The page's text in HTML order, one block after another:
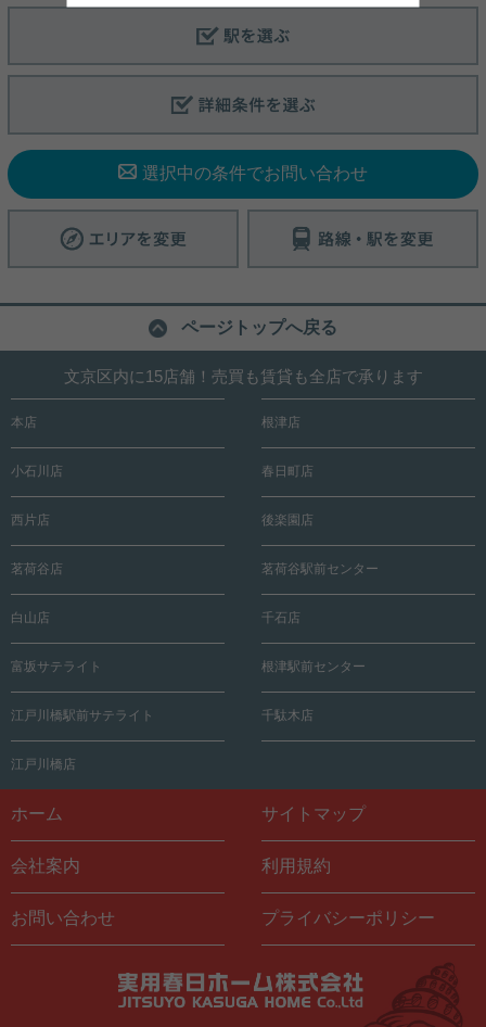
の通勤・通学はもちろん、休日のお出かけにもこれ
で、洗練されたスタイリッシュなデザインが魅力。
でも荷物を受け取れる宅配ボックスなど、忙しい都
実しており、生活利便性も抜群。 都心でありながら
落ち着いた住環境を求める方に、ぜひご覧いただき
たい一部屋です。お問い合わせをお待ちしておりま
詳細を見る
選択中の条件でお問い合わせ
ページトップへ戻る
文京区内に15店舗！売買も賃貸も全店で承ります
本店 根津店
小石川店 春日町店
西片店 後楽園店
茗荷谷店 茗荷谷駅前センター
白山店 千石店
富坂サテライト 根津駅前センター
江戸川橋駅前サテライト 千駄木店
江戸川橋店
ホーム サイトマップ
会社案内 利用規約
お問い合わせ プライバシーポリシー